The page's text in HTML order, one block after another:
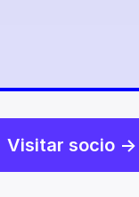
Visitar socio ->